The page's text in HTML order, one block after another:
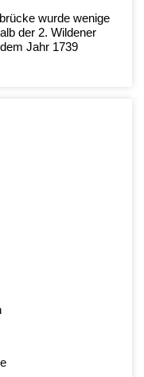
wurde wenige
der 2. Wildener
Jahr 1739